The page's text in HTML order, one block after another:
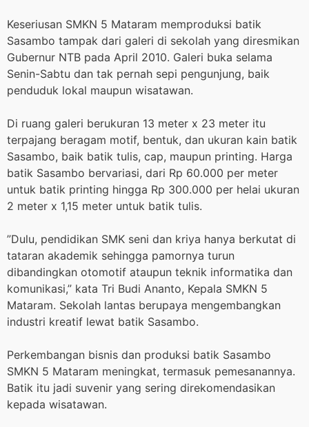
Keseriusan SMKN 5 Mataram memproduksi batik
Sasambo tampak dari galeri di sekolah yang diresmikan
Gubernur NTB pada April 2010. Galeri buka selama
Senin-Sabtu dan tak pernah sepi pengunjung, baik
penduduk lokal maupun wisatawan.
Di ruang galeri berukuran 13 meter x 23 meter itu
terpajang beragam motif, bentuk, dan ukuran kain batik
Sasambo, baik batik tulis, cap, maupun printing. Harga
batik Sasambo bervariasi, dari Rp 60.000 per meter
untuk batik printing hingga Rp 300.000 per helai ukuran
2 meter x 1,15 meter untuk batik tulis.
”Dulu, pendidikan SMK seni dan kriya hanya berkutat di
tataran akademik sehingga pamornya turun
dibandingkan otomotif ataupun teknik informatika dan
komunikasi,” kata Tri Budi Ananto, Kepala SMKN 5
Mataram. Sekolah lantas berupaya mengembangkan
industri kreatif lewat batik Sasambo.
Perkembangan bisnis dan produksi batik Sasambo
SMKN 5 Mataram meningkat, termasuk pemesanannya.
Batik itu jadi suvenir yang sering direkomendasikan
kepada wisatawan.